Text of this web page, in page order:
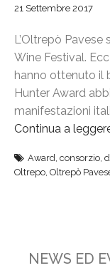
21 Settembre 2017
L’Oltrepò
Wine Festival.
hanno ottenuto il
Hunter Award
manifestazioni
Continua a
Award, consorzio,
Oltrepo, Oltrepò
NEWS ED